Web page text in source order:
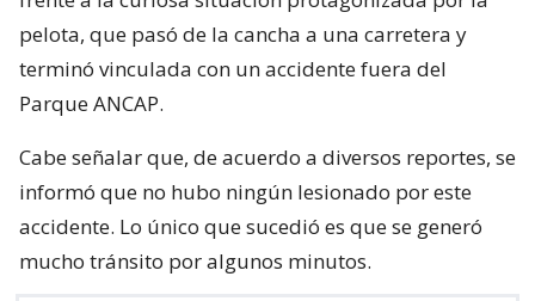
pelota, que pasó de la cancha a una carretera y
terminó vinculada con un accidente fuera del
Parque ANCAP.
Cabe señalar que, de acuerdo a diversos reportes, se
informó que no hubo ningún lesionado por este
accidente. Lo único que sucedió es que se generó
mucho tránsito por algunos minutos.